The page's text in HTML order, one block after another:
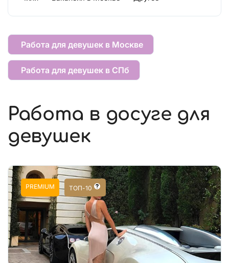
Работа для девушек в Москве
Работа для девушек в СПб
Работа в досуге для
девушек
PREMIUM ТОП-10